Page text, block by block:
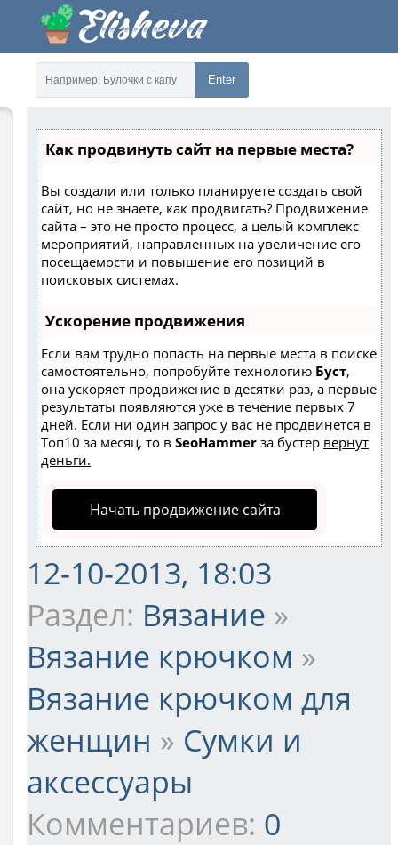
Enter
Как продвинуть сайт на первые места?
Вы создали или только планируете создать свой
сайт, но не знаете, как продвигать? Продвижение
сайта – это не просто процесс, а целый комплекс
мероприятий, направленных на увеличение его
посещаемости и повышение его позиций в
поисковых системах.
Ускорение продвижения
Если вам трудно попасть на первые места в поиске
самостоятельно, попробуйте технологию Буст,
она ускоряет продвижение в десятки раз, а первые
результаты появляются уже в течение первых 7
дней. Если ни один запрос у вас не продвинется в
Топ10 за месяц, то в SeoHammer за бустер вернут
деньги.
Начать продвижение сайта
12-10-2013, 18:03
Раздел: Вязание »
Вязание крючком »
Вязание крючком для
женщин » Сумки и
аксессуары
Комментариев: 0